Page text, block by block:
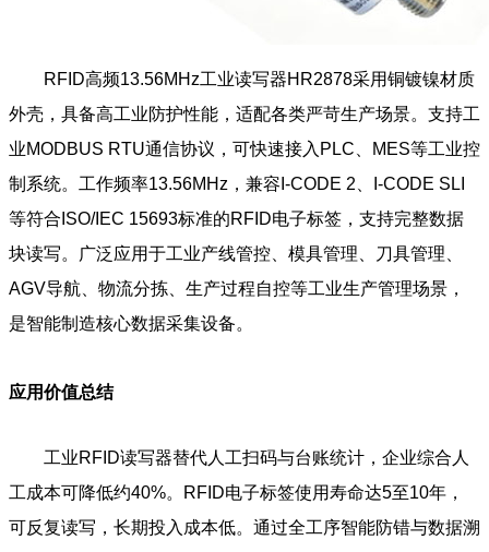
RFID高频13.56MHz工业读写器HR2878采用铜镀镍材质
外壳，具备高工业防护性能，适配各类严苛生产场景。支持工
业MODBUS RTU通信协议，可快速接入PLC、MES等工业控
制系统。工作频率13.56MHz，兼容I-CODE 2、I-CODE SLI
等符合ISO/IEC 15693标准的RFID电子标签，支持完整数据
块读写。广泛应用于工业产线管控、模具管理、刀具管理、
AGV导航、物流分拣、生产过程自控等工业生产管理场景，
是智能制造核心数据采集设备。
应用价值总结
工业RFID读写器替代人工扫码与台账统计，企业综合人
工成本可降低约40%。RFID电子标签使用寿命达5至10年，
可反复读写，长期投入成本低。通过全工序智能防错与数据溯